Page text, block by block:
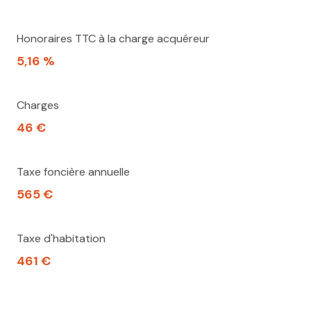
Honoraires TTC à la charge acquéreur
5,16 %
Charges
46 €
Taxe foncière annuelle
565 €
Taxe d'habitation
461 €